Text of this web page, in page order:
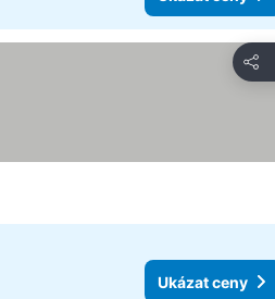
Sdílet
Ukázat ceny